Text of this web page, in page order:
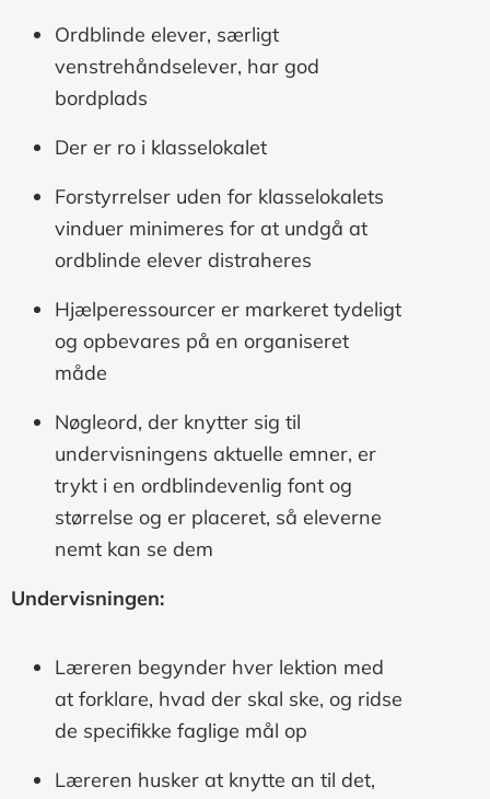
Ordblinde elever, særligt
venstrehåndselever, har god
bordplads
Der er ro i klasselokalet
Forstyrrelser uden for klasselokalets
vinduer minimeres for at undgå at
ordblinde elever distraheres
Hjælperessourcer er markeret tydeligt
og opbevares på en organiseret
måde
Nøgleord, der knytter sig til
undervisningens aktuelle emner, er
trykt i en ordblindevenlig font og
størrelse og er placeret, så eleverne
nemt kan se dem
Undervisningen:
Læreren begynder hver lektion med
at forklare, hvad der skal ske, og ridse
de specifikke faglige mål op
Læreren husker at knytte an til det,